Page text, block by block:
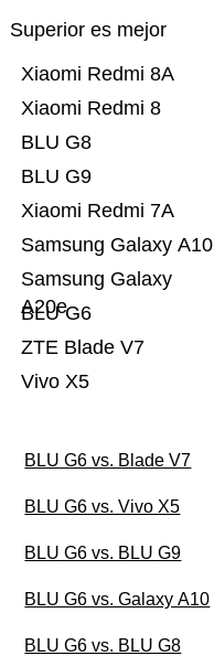
Superior es mejor
Vivo X5
ZTE Blade V7
BLU G6
Samsung Galaxy
A20e
Samsung Galaxy A10
Xiaomi Redmi 7A
BLU G9
BLU G8
Xiaomi Redmi 8
Xiaomi Redmi 8A
BLU G6 vs. Blade V7
BLU G6 vs. Vivo X5
BLU G6 vs. BLU G9
BLU G6 vs. Galaxy A10
BLU G6 vs. BLU G8